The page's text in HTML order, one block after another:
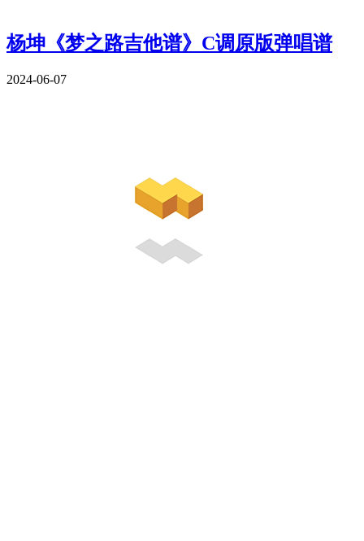
杨坤《梦之路吉他谱》C调原版弹唱谱
2024-06-07